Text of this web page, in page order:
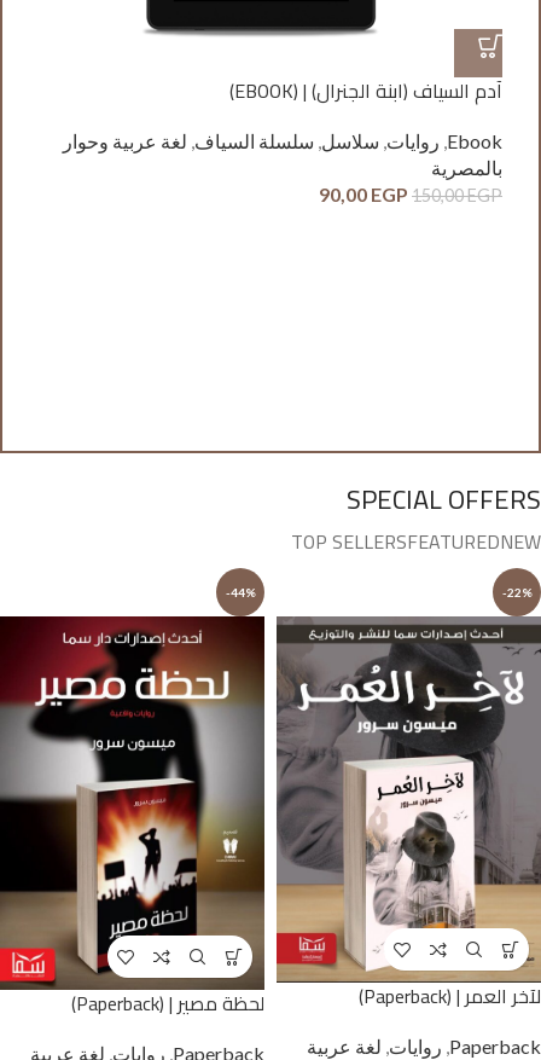
آدم السياف (ابنة الجنرال) | (EBOOK)
Ebook
, روايات, سلاسل, سلسلة السياف, لغة عربية وحوار
بالمصرية
150,00EGP
90,00 EGP
SPECIAL OFFERS
NEW
FEATURED
TOP SELLERS
-22%
لآخر العمر | (Paperback)
Paperback
, روايات, لغة عربية
-44%
لحظة مصير | (Paperback)
Paperback
, روايات, لغة عربية